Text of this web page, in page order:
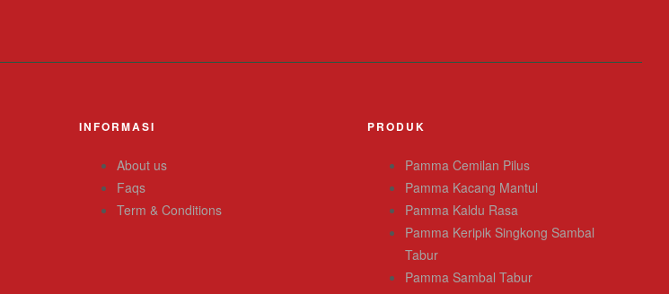
INFORMASI
About us
Faqs
Term & Conditions
PRODUK
Pamma Cemilan Pilus
Pamma Kacang Mantul
Pamma Kaldu Rasa
Pamma Keripik Singkong Sambal
Tabur
Pamma Sambal Tabur